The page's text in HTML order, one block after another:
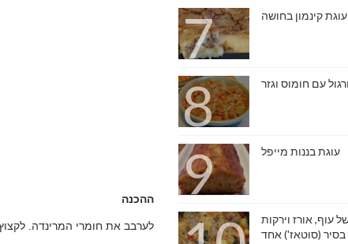
ההכנה
לערבב את חומרי המרינדה.
קינמון בחושה
עם חומוס וגזר
עוגת בננות מייפל
עוף, אורז וירקות
בסיר (סוטאז') אחד